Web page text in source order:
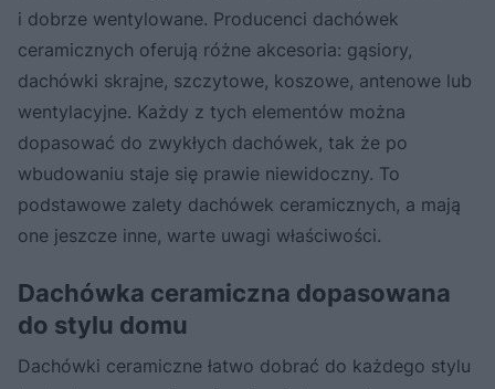
i dobrze wentylowane. Producenci dachówek
ceramicznych oferują różne akcesoria: gąsiory,
dachówki skrajne, szczytowe, koszowe, antenowe lub
wentylacyjne. Każdy z tych elementów można
dopasować do zwykłych dachówek, tak że po
wbudowaniu staje się prawie niewidoczny. To
podstawowe zalety dachówek ceramicznych, a mają
one jeszcze inne, warte uwagi właściwości.
Dachówka ceramiczna dopasowana
do stylu domu
Dachówki ceramiczne łatwo dobrać do każdego stylu